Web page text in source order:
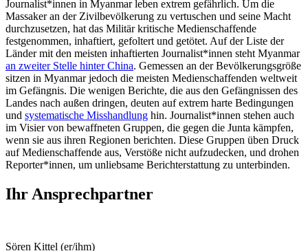
Journalist*innen in Myanmar leben extrem gefährlich. Um die
Massaker an der Zivilbevölkerung zu vertuschen und seine Macht
durchzusetzen, hat das Militär kritische Medienschaffende
festgenommen, inhaftiert, gefoltert und getötet. Auf der Liste der
Länder mit den meisten inhaftierten Journalist*innen steht Myanmar
an zweiter Stelle hinter China. Gemessen an der Bevölkerungsgröße
sitzen in Myanmar jedoch die meisten Medienschaffenden weltweit
im Gefängnis. Die wenigen Berichte, die aus den Gefängnissen des
Landes nach außen dringen, deuten auf extrem harte Bedingungen
und systematische Misshandlung hin. Journalist*innen stehen auch
im Visier von bewaffneten Gruppen, die gegen die Junta kämpfen,
wenn sie aus ihren Regionen berichten. Diese Gruppen üben Druck
auf Medienschaffende aus, Verstöße nicht aufzudecken, und drohen
Reporter*innen, um unliebsame Berichterstattung zu unterbinden.
Ihr Ansprechpartner
Sören Kittel (er/ihm)